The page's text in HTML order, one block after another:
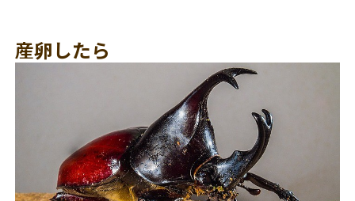
産卵したら